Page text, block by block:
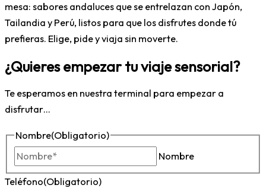
mesa: sabores andaluces que se entrelazan con Japón,
Tailandia y Perú, listos para que los disfrutes donde tú
prefieras. Elige, pide y viaja sin moverte.
¿Quieres empezar tu viaje sensorial?
Te esperamos en nuestra terminal para empezar a
disfrutar…
Nombre(Obligatorio)
Nombre
Teléfono(Obligatorio)